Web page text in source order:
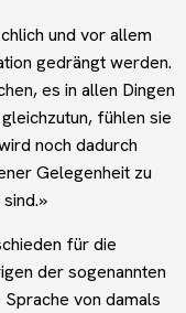
und vor allem
gedrängt werden.
es in allen Dingen
fühlen sie
noch dadurch
Gelegenheit zu
für die
der sogenannten
von damals